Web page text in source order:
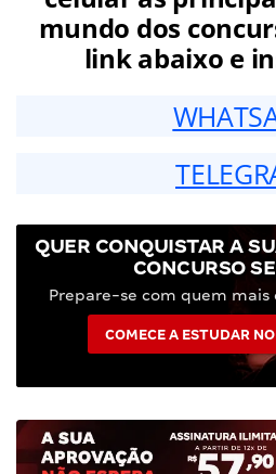
mundo dos
link abaixo e
QUER CONQUISTAR A
CONCURSO
Prepare-se com quem mais
COMECE A ESTUDAR